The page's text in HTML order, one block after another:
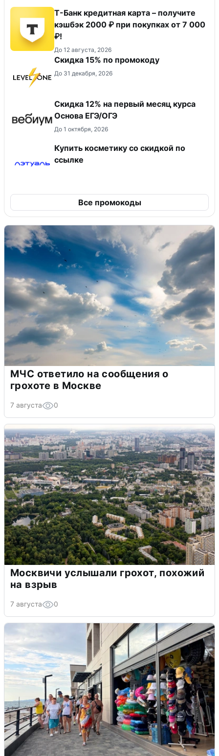
Т-Банк кредитная карта – получите
кэшбэк 2000 ₽ при покупках от 7 000
₽!
До 12 августа, 2026
Скидка 15% по промокоду
До 31 декабря, 2026
Скидка 12% на первый месяц курса
Основа ЕГЭ/ОГЭ
До 1 октября, 2026
Купить косметику со скидкой по
ссылке
Все промокоды
МЧС ответило на сообщения о
грохоте в Москве
7 августа 0
Москвичи услышали грохот, похожий
на взрыв
7 августа 0